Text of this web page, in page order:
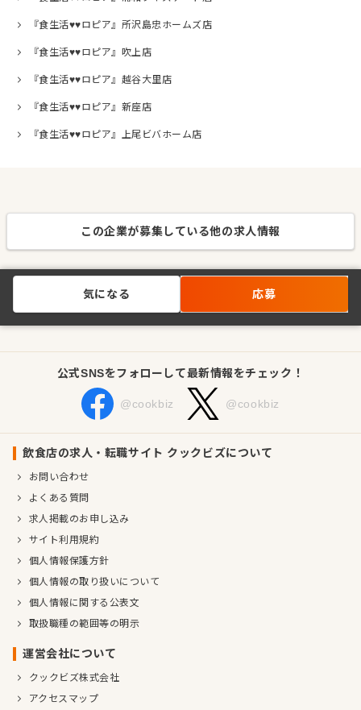
『食生活♥♥ロピア』所沢島忠ホームズ店
『食生活♥♥ロピア』吹上店
『食生活♥♥ロピア』越谷大里店
『食生活♥♥ロピア』新座店
『食生活♥♥ロピア』上尾ビバホーム店
この企業が募集している他の求人情報
気になる 応募
公式SNSをフォローして最新情報をチェック！
@cookbiz @cookbiz
飲食店の求人・転職サイト クックビズについて
お問い合わせ
よくある質問
求人掲載のお申し込み
サイト利用規約
個人情報保護方針
個人情報の取り扱いについて
個人情報に関する公表文
取扱職種の範囲等の明示
運営会社について
クックビズ株式会社
アクセスマップ